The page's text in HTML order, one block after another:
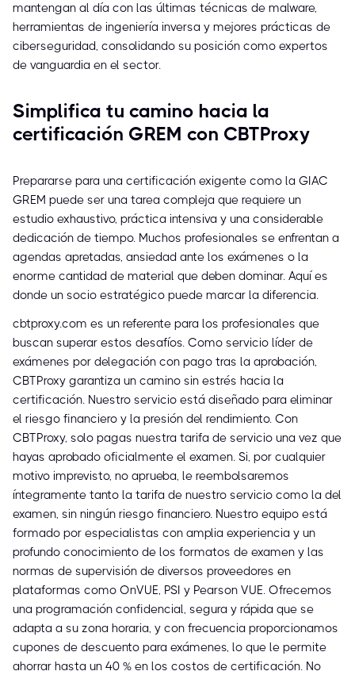
mantengan al día con las últimas técnicas de malware,
herramientas de ingeniería inversa y mejores prácticas de
ciberseguridad, consolidando su posición como expertos
de vanguardia en el sector.
Simplifica tu camino hacia la
certificación GREM con CBTProxy
Prepararse para una certificación exigente como la GIAC
GREM puede ser una tarea compleja que requiere un
estudio exhaustivo, práctica intensiva y una considerable
dedicación de tiempo. Muchos profesionales se enfrentan a
agendas apretadas, ansiedad ante los exámenes o la
enorme cantidad de material que deben dominar. Aquí es
donde un socio estratégico puede marcar la diferencia.
cbtproxy.com es un referente para los profesionales que
buscan superar estos desafíos. Como servicio líder de
exámenes por delegación con pago tras la aprobación,
CBTProxy garantiza un camino sin estrés hacia la
certificación. Nuestro servicio está diseñado para eliminar
el riesgo financiero y la presión del rendimiento. Con
CBTProxy, solo pagas nuestra tarifa de servicio una vez que
hayas aprobado oficialmente el examen. Si, por cualquier
motivo imprevisto, no aprueba, le reembolsaremos
íntegramente tanto la tarifa de nuestro servicio como la del
examen, sin ningún riesgo financiero. Nuestro equipo está
formado por especialistas con amplia experiencia y un
profundo conocimiento de los formatos de examen y las
normas de supervisión de diversos proveedores en
plataformas como OnVUE, PSI y Pearson VUE. Ofrecemos
una programación confidencial, segura y rápida que se
adapta a su zona horaria, y con frecuencia proporcionamos
cupones de descuento para exámenes, lo que le permite
ahorrar hasta un 40 % en los costos de certificación. No